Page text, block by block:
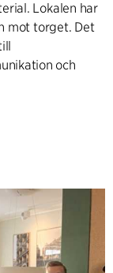
Lokalen har
mot torget. Det
och